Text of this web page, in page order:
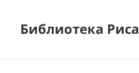
Библиотека